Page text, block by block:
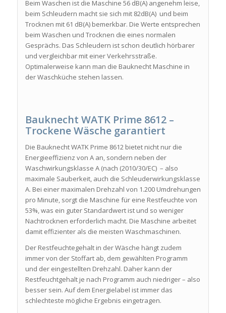
Beim Waschen ist die Maschine 56 dB(A) angenehm leise,
beim Schleudern macht sie sich mit 82dB(A) und beim
Trocknen mit 61 dB(A) bemerkbar. Die Werte entsprechen
beim Waschen und Trocknen die eines normalen
Gesprächs. Das Schleudern ist schon deutlich hörbarer
und vergleichbar mit einer Verkehrsstraße.
Optimalerweise kann man die Bauknecht Maschine in
der Waschküche stehen lassen.
Bauknecht WATK Prime 8612 –
Trockene Wäsche garantiert
Die Bauknecht WATK Prime 8612 bietet nicht nur die
Energieeffizienz von A an, sondern neben der
Waschwirkungsklasse A (nach (2010/30/EC) – also
maximale Sauberkeit, auch die Schleuderwirkungsklasse
A. Bei einer maximalen Drehzahl von 1.200 Umdrehungen
pro Minute, sorgt die Maschine für eine Restfeuchte von
53%, was ein guter Standardwert ist und so weniger
Nachtrocknen erforderlich macht. Die Maschine arbeitet
damit effizienter als die meisten Waschmaschinen.
Der Restfeuchtegehalt in der Wäsche hängt zudem
immer von der Stoffart ab, dem gewählten Programm
und der eingestellten Drehzahl. Daher kann der
Restfeuchtgehalt je nach Programm auch niedriger – also
besser sein. Auf dem Energielabel ist immer das
schlechteste mögliche Ergebnis eingetragen.